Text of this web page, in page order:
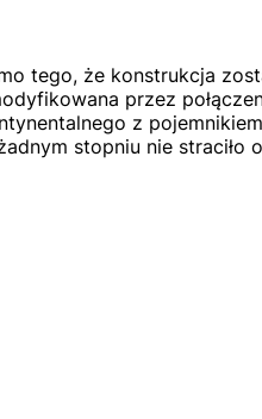
tego, że konstrukcja
przez
z
stopniu nie straciło